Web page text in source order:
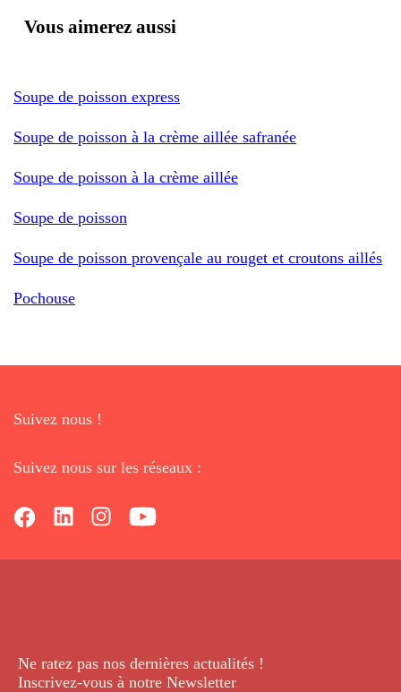
Vous aimerez aussi
Soupe de poisson express
Soupe de poisson à la crème aillée safranée
Soupe de poisson à la crème aillée
Soupe de poisson
Soupe de poisson provençale au rouget et croutons aillés
Pochouse
Suivez nous !
Suivez nous sur les réseaux :
Ne ratez pas nos dernières actualités !
Inscrivez-vous à notre Newsletter.